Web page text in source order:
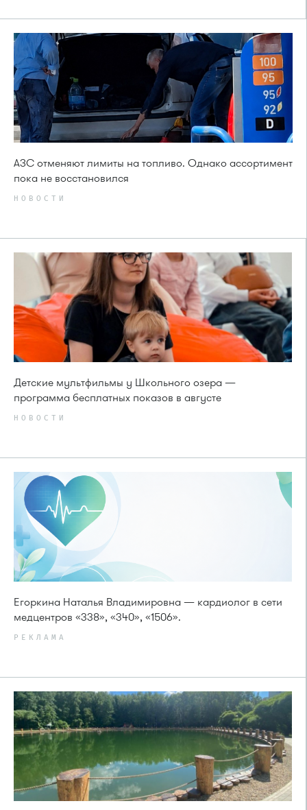
АЗС отменяют лимиты на топливо. Однако ассортимент
пока не восстановился
НОВОСТИ
Детские мультфильмы у Школьного озера —
программа бесплатных показов в августе
НОВОСТИ
Егоркина Наталья Владимировна — кардиолог в сети
медцентров «338», «340», «1506».
РЕКЛАМА